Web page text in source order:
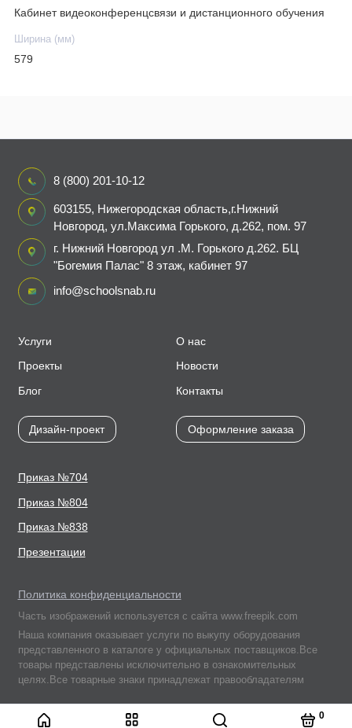
0
Кабинет видеоконференцсвязи и дистанционного обучения
Ширина (мм)
579
Услуги
Проекты
Блог
Дизайн-проект
О нас
Новости
Контакты
Оформление заказа
Приказ №704
Приказ №804
Приказ №838
Презентации
8 (800) 201-10-12
603155, Нижегородская область,г.Нижний
Новгород, ул.Максима Горького, д.262, пом. 97
г. Нижний Новгород ул .М. Горького д.262. БЦ
"Богемия Палас" 8 этаж, кабинет 97
info@schoolsnab.ru
Политика конфиденциальности
Часть изображений используется с сайта www.freepik.com
Наша компания оказывает услуги по выкупу оборудования
представленного в каталоге у официальных поставщиков.Все
товары представлены исключительно в ознакомительных
целях.Все товарные знаки принадлежат правообладателям
Подписывайтесь